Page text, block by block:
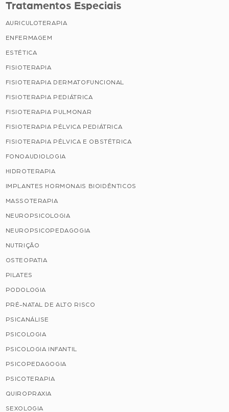
Tratamentos Especiais
AURICULOTERAPIA
ENFERMAGEM
ESTÉTICA
FISIOTERAPIA
FISIOTERAPIA DERMATOFUNCIONAL
FISIOTERAPIA PEDIÁTRICA
FISIOTERAPIA PULMONAR
FISIOTERAPIA PÉLVICA PEDIÁTRICA
FISIOTERAPIA PÉLVICA E OBSTÉTRICA
FONOAUDIOLOGIA
HIDROTERAPIA
IMPLANTES HORMONAIS BIOIDÊNTICOS
MASSOTERAPIA
NEUROPSICOLOGIA
NEUROPSICOPEDAGOGIA
NUTRIÇÃO
OSTEOPATIA
PILATES
PODOLOGIA
PRÉ-NATAL DE ALTO RISCO
PSICANÁLISE
PSICOLOGIA
PSICOLOGIA INFANTIL
PSICOPEDAGOGIA
PSICOTERAPIA
QUIROPRAXIA
SEXOLOGIA